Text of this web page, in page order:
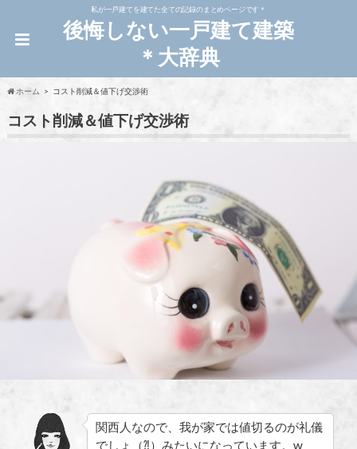
私が一戸建てを建てた全ての記録のまとめページです＊
後悔しない一戸建て建築
＊大辞典
ホーム コスト削減＆値下げ交渉術
コスト削減＆値下げ交渉術
関西人なので、我が家では値切るのが礼儀
でしょ（⁈）みたいになっています。w